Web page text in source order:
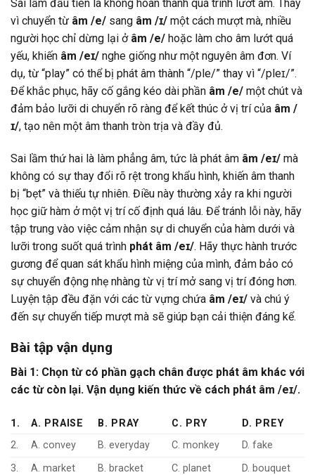
Sai lầm đầu tiên là không hoàn thành quá trình lướt âm. Thay
vì chuyển từ âm /e/ sang âm /ɪ/ một cách mượt mà, nhiều
người học chỉ dừng lại ở âm /e/ hoặc làm cho âm lướt quá
yếu, khiến âm /eɪ/ nghe giống như một nguyên âm đơn. Ví
dụ, từ “play” có thể bị phát âm thành “/ple/” thay vì “/pleɪ/”.
Để khắc phục, hãy cố gắng kéo dài phần âm /e/ một chút và
đảm bảo lưỡi di chuyển rõ ràng để kết thúc ở vị trí của âm /
ɪ/, tạo nên một âm thanh tròn trịa và đầy đủ.
Sai lầm thứ hai là làm phẳng âm, tức là phát âm âm /eɪ/ mà
không có sự thay đổi rõ rệt trong khẩu hình, khiến âm thanh
bị “bẹt” và thiếu tự nhiên. Điều này thường xảy ra khi người
học giữ hàm ở một vị trí cố định quá lâu. Để tránh lỗi này, hãy
tập trung vào việc cảm nhận sự di chuyển của hàm dưới và
lưỡi trong suốt quá trình phát âm /eɪ/. Hãy thực hành trước
gương để quan sát khẩu hình miệng của mình, đảm bảo có
sự chuyển động nhẹ nhàng từ vị trí mở sang vị trí đóng hơn.
Luyện tập đều đặn với các từ vựng chứa âm /eɪ/ và chú ý
đến sự chuyển tiếp mượt mà sẽ giúp bạn cải thiện đáng kể.
Bài tập vận dụng
Bài 1: Chọn từ có phần gạch chân được phát âm khác với
các từ còn lại. Vận dụng kiến thức về cách phát âm /eɪ/.
1. A. PRAISE B. PRAY C. PRY
D. PREY
2.
A. convey B. everyday C. monkey
D. fake
3.
A. market B. bracket C. planet
D. bouquet